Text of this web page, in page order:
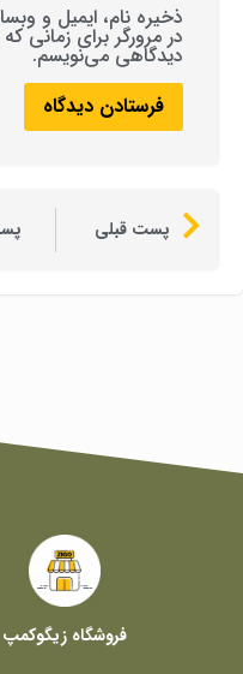
ذخیره نام، ایمیل و
در مرورگر برای زمانی که
دیدگاهی می‌نویسم.
پست قبلی
فروشگاه زیگوکمپ